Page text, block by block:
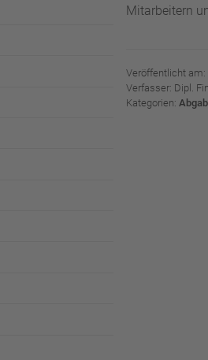
Mitarbeitern
Veröffentlicht am:
Verfasser: Dipl.
Kategorien: